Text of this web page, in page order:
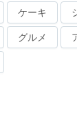
ケーキ
グルメ